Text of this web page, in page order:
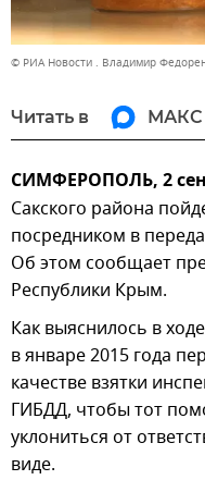
© РИА Новости . Владимир
Читать в МАКС
СИМФЕРОПОЛЬ, 2
Сакского района
посредником в
Об этом сообщает
Республики Крым.
Как выяснилось в
в январе 2015 года
качестве взятки
ГИБДД, чтобы тот
уклониться от
виде.